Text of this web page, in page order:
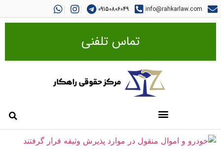
info@rahkarlaw.com
09150806049
تماس تلفنی